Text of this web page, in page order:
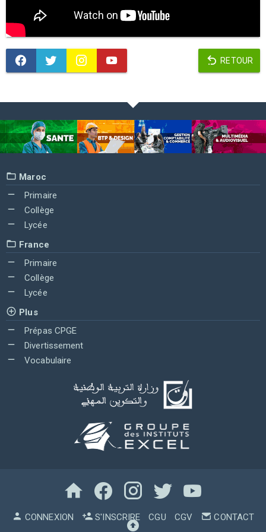
RETOUR
Maroc
Primaire
Collège
Lycée
France
Primaire
Collège
Lycée
Plus
Prépas CPGE
Divertissement
Vocabulaire
CONNEXION S'INSCRIRE CGU CGV CONTACT